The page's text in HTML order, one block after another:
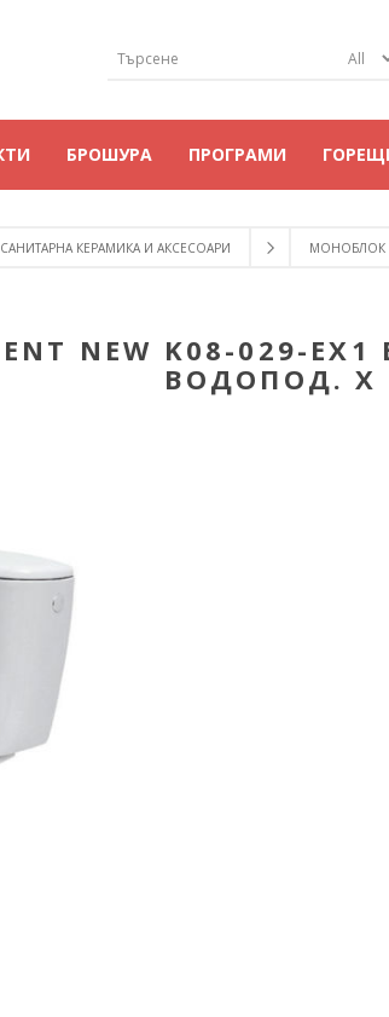
БРОШУРА ПРОГРАМИ
САНИТАРНА КЕРАМИКА И АКСЕСОАРИ МОНОБЛОК
NEW K08-029-
ВОДОПОД. Х